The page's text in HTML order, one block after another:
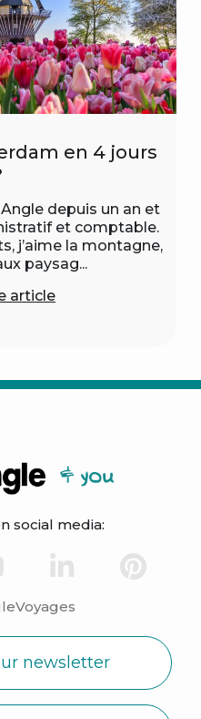
en 4 jours
depuis un an et
et comptable.
j’aime la montagne,
paysag...
article
social media:
newsletter